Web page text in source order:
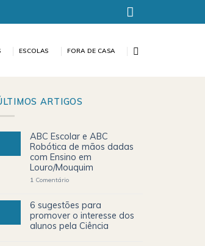
ESCOLAS FORA DE CASA
ARTIGOS
ABC Escolar e ABC
Robótica de mãos dadas
com Ensino em
Louro/Mouquim
1 Comentário
6 sugestões para
promover o interesse dos
alunos pela Ciência